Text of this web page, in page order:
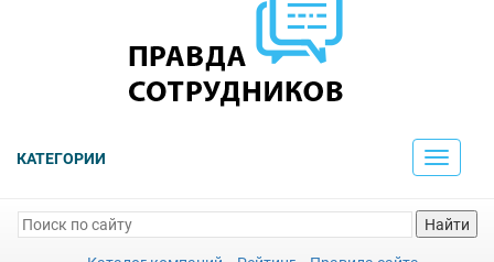
КАТЕГОРИИ
Toggle
Найти